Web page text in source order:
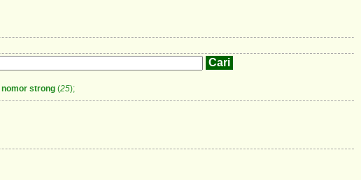
nomor strong(25);